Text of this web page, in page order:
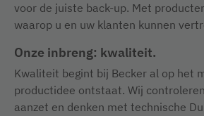
voor de juiste back-up. Met
waarop u en uw klanten kunnen
Onze inbreng: kwaliteit.
Kwaliteit begint bij Becker al op het
productidee ontstaat. Wij
aanzet en denken met technische